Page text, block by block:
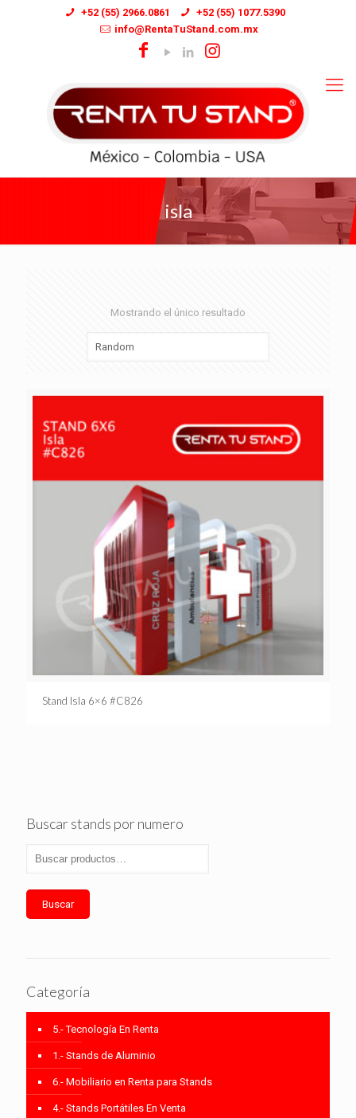
+52 (55) 2966.0861
+52 (55) 1077.5390
info@RentaTuStand.com.mx
isla
Mostrando el único resultado
Stand Isla 6×6 #C826
Buscar stands por numero
Buscar
Categoría
5.- Tecnología En Renta
1.- Stands de Aluminio
6.- Mobiliario en Renta para Stands
4.- Stands Portátiles En Venta